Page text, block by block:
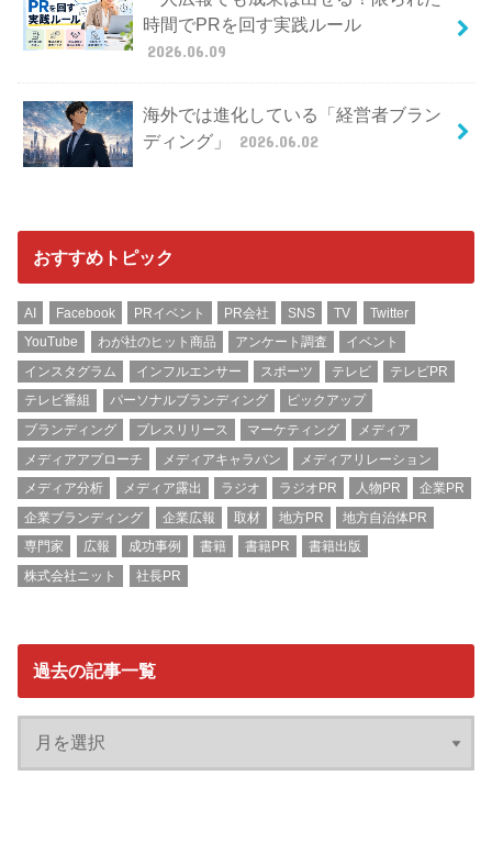
時間でPRを回す実践ルール
2026.06.09
海外では進化している「経営者ブラン
ディング」
2026.06.02
おすすめトピック
AI Facebook PRイベント PR会社 SNS TV
Twitter
YouTube
わが社のヒット商品 アンケート調査
イベント
インスタグラム
インフルエンサー スポーツ テレビ
テレビPR
テレビ番組
パーソナルブランディング
ピックアップ
ブランディング
プレスリリース マーケティング
メディア
メディアアプローチ
メディアキャラバン
メディアリレーション
メディア分析
メディア露出 ラジオ ラジオPR 人物PR
企業PR
企業ブランディング
企業広報 取材 地方PR
地方自治体PR
専門家
広報 成功事例 書籍 書籍PR
書籍出版
株式会社ニット
社長PR
過去の記事一覧